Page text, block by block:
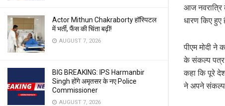
Actor Mithun Chakraborty हॉस्पिटल
में भर्ती, फैंस की चिंता बढ़ी!
AUGUST 7, 2026
BIG BREAKING: IPS Harmanbir
Singh होंगे अमृतसर के नए Police
Commissioner
AUGUST 7, 2026
आज नवरात्रि
धारण किए हुए
पीएम मोदी
के संकल्प पत्र
कहा कि पूरे
ने अपने संकल्प